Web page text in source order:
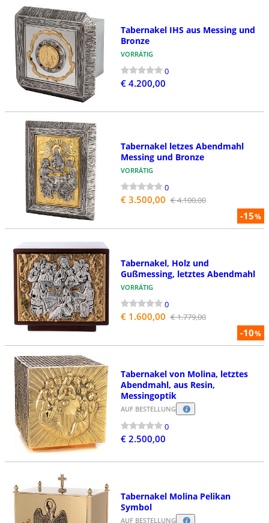
Tabernakel IHS aus Messing und
Bronze
VORRÄTIG
0
€ 4.200,00
-15%
Tabernakel letzes Abendmahl
Messing und Bronze
VORRÄTIG
0
€ 3.500,00 € 4.100,00
-10%
Tabernakel, Holz und
Gußmessing, letztes Abendmahl
VORRÄTIG
0
€ 1.600,00 € 1.779,00
Tabernakel von Molina, letztes
Abendmahl, aus Resin,
Messingoptik
AUF BESTELLUNG
0
€ 2.500,00
Tabernakel Molina Pelikan
Symbol
AUF BESTELLUNG